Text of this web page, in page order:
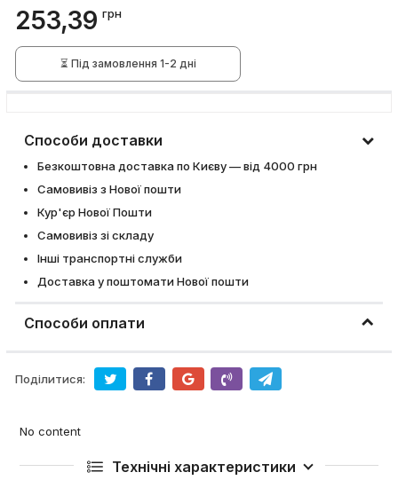
253,39 грн
⏳ Під замовлення 1-2 дні
Способи доставки
Безкоштовна доставка по Києву — від 4000 грн
Самовивіз з Нової пошти
Кур'єр Нової Пошти
Самовивіз зі складу
Інші транспортні служби
Доставка у поштомати Нової пошти
Способи оплати
Поділитися:
No content
Технічні характеристики